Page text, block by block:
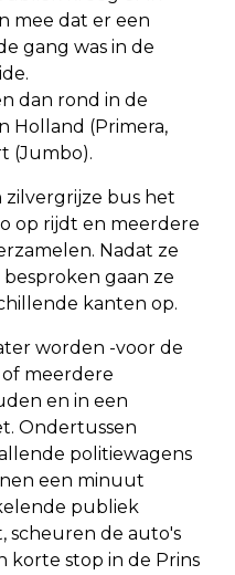
mee dat er een
gang was in de
dan rond in de
Holland (Primera,
(Jumbo).
zilvergrijze bus het
op rijdt en meerdere
Nadat ze
gaan ze
kanten op.
worden -voor de
meerdere
en in een
Ondertussen
politiewagens
een minuut
publiek
scheuren de auto's
korte stop in de Prins